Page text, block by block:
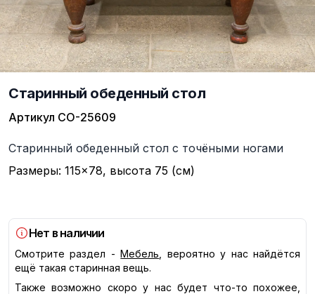
Старинный обеденный стол
Артикул СО-25609
Описание
Старинный обеденный стол с точёными ногами
Размеры: 115×78, высота 75 (см)
Нет в наличии
Смотрите раздел - Мебель , вероятно у нас найдётся
ещё такая старинная вещь.
Также возможно скоро у нас будет что-то похожее,